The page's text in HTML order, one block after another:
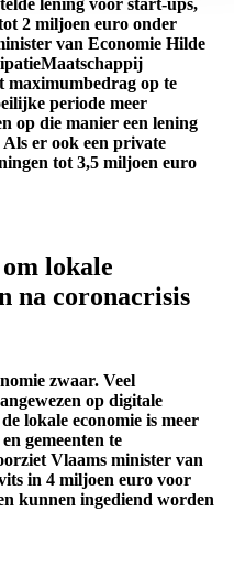
lening voor start-ups,
2 miljoen euro onder
van Economie Hilde
maximumbedrag op te
periode meer
op die manier een lening
er ook een private
tot 3,5 miljoen euro
lokale
na coronacrisis
zwaar. Veel
op digitale
lokale economie is meer
gemeenten te
Vlaams minister van
in 4 miljoen euro voor
kunnen ingediend worden